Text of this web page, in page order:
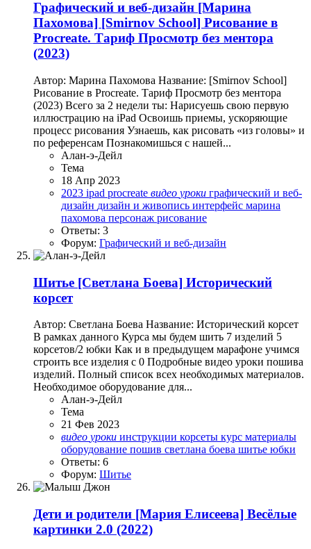
Графический и веб-дизайн [Марина
Пахомова] [Smirnov School] Рисование в
Procreate. Тариф Просмотр без ментора
(2023)
Автор: Марина Пахомова Название: [Smirnov School]
Рисование в Procreate. Тариф Просмотр без ментора
(2023) Всего за 2 недели ты: Нарисуешь свою первую
иллюстрацию на iPad Освоишь приемы, ускоряющие
процесс рисования Узнаешь, как рисовать «из головы» и
по референсам Познакомишься с нашей...
Алан-э-Дейл
Тема
18 Апр 2023
2023 ipad procreate видео уроки графический и веб-
дизайн дизайн и живопись интерфейс марина
пахомова персонаж рисование
Ответы: 3
Форум: Графический и веб-дизайн
Шитье [Светлана Боева] Исторический
корсет
Автор: Светлана Боева Название: Исторический корсет
В рамках данного Курса мы будем шить 7 изделий 5
корсетов/2 юбки Как и в предыдущем марафоне учимся
строить все изделия с 0 Подробные видео уроки пошива
изделий. Полный список всех необходимых материалов.
Необходимое оборудование для...
Алан-э-Дейл
Тема
21 Фев 2023
видео уроки инструкции корсеты курс материалы
оборудование пошив светлана боева шитье юбки
Ответы: 6
Форум: Шитье
Дети и родители [Мария Елисеева] Весёлые
картинки 2.0 (2022)